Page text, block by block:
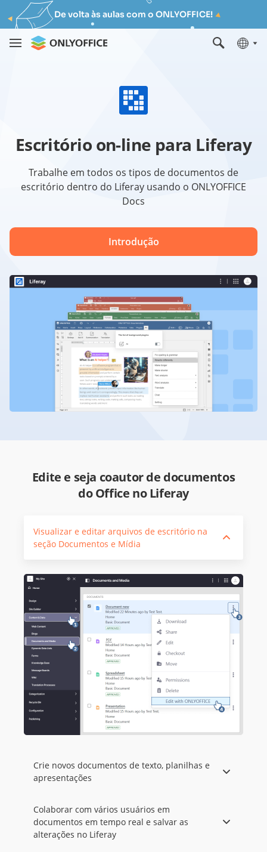
De volta às aulas com o ONLYOFFICE!
Escritório on-line para Liferay
Trabalhe em todos os tipos de documentos de
escritório dentro do Liferay usando o ONLYOFFICE
Docs
Introdução
Edite e seja coautor de documentos
do Office no Liferay
Visualizar e editar arquivos de escritório na
seção Documentos e Mídia
Crie novos documentos de texto, planilhas e
apresentações
Colaborar com vários usuários em
documentos em tempo real e salvar as
alterações no Liferay